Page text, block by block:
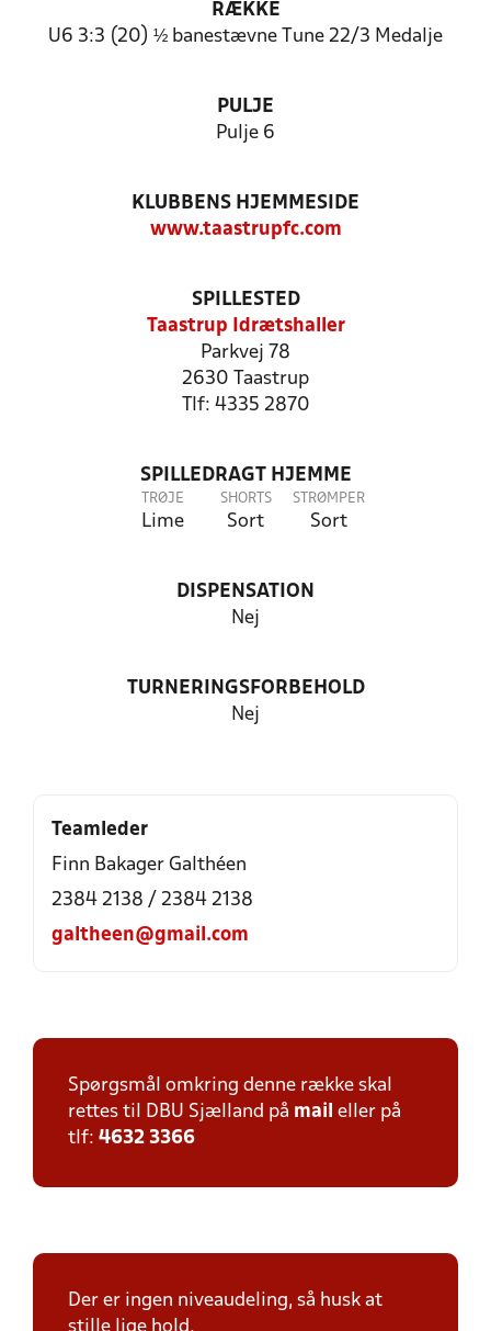
RÆKKE
U6 3:3 (20) ½ banestævne Tune 22/3 Medalje
PULJE
Pulje 6
KLUBBENS HJEMMESIDE
www.taastrupfc.com
SPILLESTED
Taastrup Idrætshaller
Parkvej 78
2630 Taastrup
Tlf: 4335 2870
SPILLEDRAGT HJEMME
TRØJE
Lime
SHORTS
Sort
STRØMPER
Sort
DISPENSATION
Nej
TURNERINGSFORBEHOLD
Nej
Teamleder
Finn Bakager Galthéen
2384 2138 / 2384 2138
galtheen@gmail.com
Spørgsmål omkring denne række skal
rettes til DBU Sjælland på mail eller på
tlf: 4632 3366
Der er ingen niveaudeling, så husk at
stille lige hold.